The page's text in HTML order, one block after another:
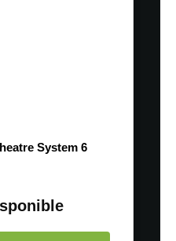
System 6